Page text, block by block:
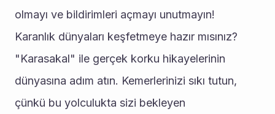
olmayı ve bildirimleri açmayı unutmayın!
Karanlık dünyaları keşfetmeye hazır mısınız?
"Karasakal" ile gerçek korku hikayelerinin
dünyasına adım atın. Kemerlerinizi sıkı tutun,
çünkü bu yolculukta sizi bekleyen